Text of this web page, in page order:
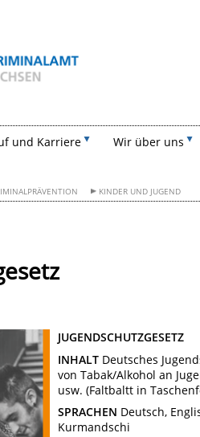
und Karriere Wir über uns
KINDER UND JUGEND
JUGENDSCHUTZGESETZ
INHALTDeutsches
von Tabak/Alkohol an
usw. (Faltbaltt in
SPRACHEN Deutsch,
Kurmandschi